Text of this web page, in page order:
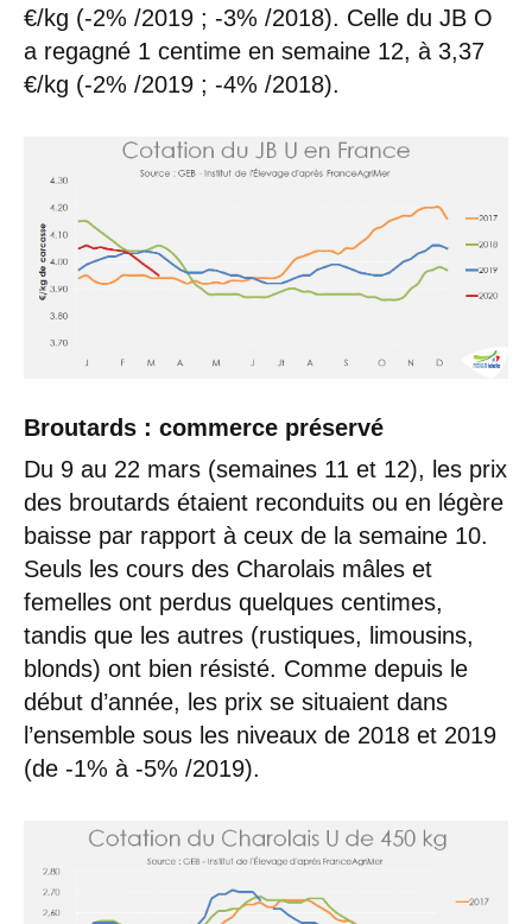
€/kg (-2% /2019 ; -3% /2018). Celle du JB O
a regagné 1 centime en semaine 12, à 3,37
€/kg (-2% /2019 ; -4% /2018).
Broutards : commerce préservé
Du 9 au 22 mars (semaines 11 et 12), les prix
des broutards étaient reconduits ou en légère
baisse par rapport à ceux de la semaine 10.
Seuls les cours des Charolais mâles et
femelles ont perdus quelques centimes,
tandis que les autres (rustiques, limousins,
blonds) ont bien résisté. Comme depuis le
début d’année, les prix se situaient dans
l’ensemble sous les niveaux de 2018 et 2019
(de -1% à -5% /2019).